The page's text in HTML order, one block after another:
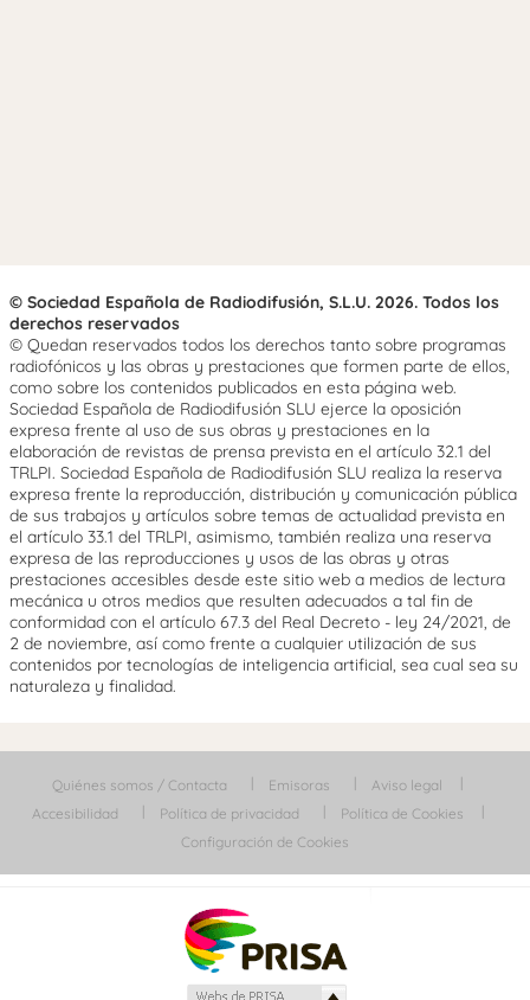
© Sociedad Española de Radiodifusión, S.L.U. 2026. Todos los
derechos reservados
© Quedan reservados todos los derechos tanto sobre programas
radiofónicos y las obras y prestaciones que formen parte de ellos,
como sobre los contenidos publicados en esta página web.
Sociedad Española de Radiodifusión SLU ejerce la oposición
expresa frente al uso de sus obras y prestaciones en la
elaboración de revistas de prensa prevista en el artículo 32.1 del
TRLPI. Sociedad Española de Radiodifusión SLU realiza la reserva
expresa frente la reproducción, distribución y comunicación pública
de sus trabajos y artículos sobre temas de actualidad prevista en
el artículo 33.1 del TRLPI, asimismo, también realiza una reserva
expresa de las reproducciones y usos de las obras y otras
prestaciones accesibles desde este sitio web a medios de lectura
mecánica u otros medios que resulten adecuados a tal fin de
conformidad con el artículo 67.3 del Real Decreto - ley 24/2021, de
2 de noviembre, así como frente a cualquier utilización de sus
contenidos por tecnologías de inteligencia artificial, sea cual sea su
naturaleza y finalidad.
Quiénes somos / Contacta Emisoras
Aviso legal
Accesibilidad
Política de privacidad
Política de Cookies
Configuración de Cookies